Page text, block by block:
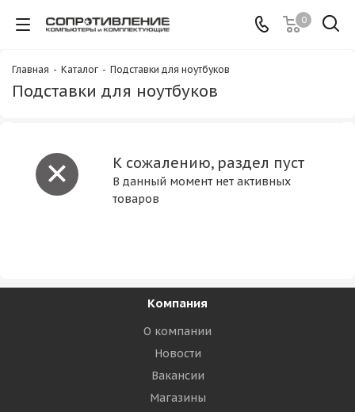
0
Главная - Каталог - Подставки для ноутбуков
Подставки для ноутбуков
К сожалению, раздел пуст
В данный момент нет активных
товаров
Компания
О компании
Новости
Вакансии
Магазины